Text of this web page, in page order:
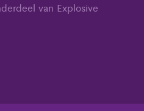
van Explosive